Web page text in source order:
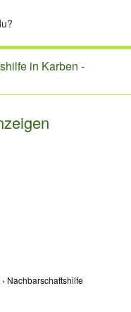
in Karben -
Nachbarschaftshilfe